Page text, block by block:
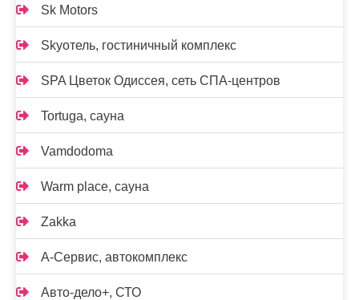
Sk Motors
Skyотель, гостиничный комплекс
SPA Цветок Одиссея, сеть СПА-центров
Tortuga, сауна
Vamdodoma
Warm place, сауна
Zakka
А-Сервис, автокомплекс
Авто-дело+, СТО